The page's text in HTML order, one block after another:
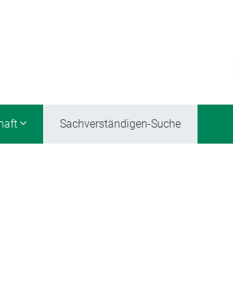
Sachverständigen-Suche